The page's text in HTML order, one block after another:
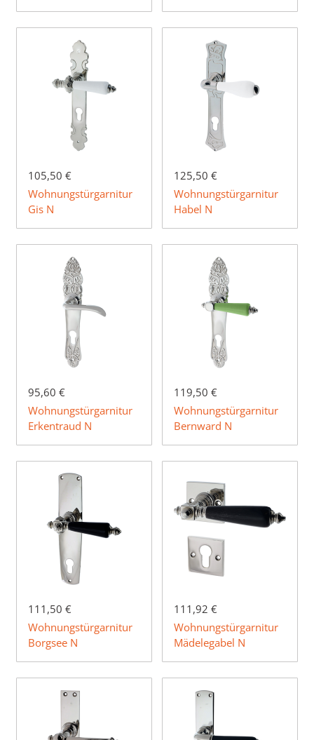
105,50 €
Wohnungstürgarnitur
Gis N
125,50 €
Wohnungstürgarnitur
Habel N
95,60 €
Wohnungstürgarnitur
Erkentraud N
119,50 €
Wohnungstürgarnitur
Bernward N
111,50 €
Wohnungstürgarnitur
Borgsee N
111,92 €
Wohnungstürgarnitur
Mädelegabel N